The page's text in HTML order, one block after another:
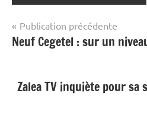
Navigation
de
Publication précédente
Neuf Cegetel : sur un
Zalea TV inquiète pour sa